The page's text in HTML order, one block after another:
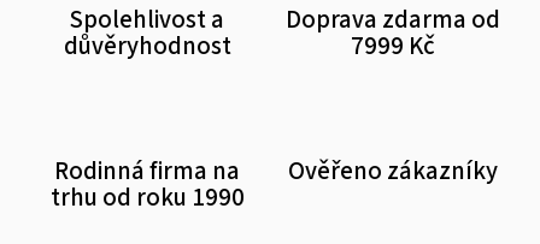
Spolehlivost a
důvěryhodnost
Doprava zdarma od
7999 Kč
Rodinná firma na
trhu od roku 1990
Ověřeno zákazníky